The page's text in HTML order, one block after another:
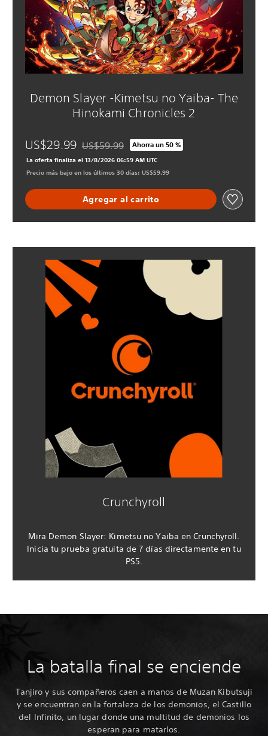
Demon Slayer -Kimetsu no Yaiba- The
Hinokami Chronicles 2
US$29.99 Rebajado del precio original de US$59.99
US$59.99 Ahorra un 50 %
La oferta finaliza el 13/8/2026 06:59 AM UTC
Precio más bajo en los últimos 30 días: US$59.99
Agregar al carrito
Crunchyroll
Mira Demon Slayer: Kimetsu no Yaiba en Crunchyroll.
Inicia tu prueba gratuita de 7 días directamente en tu
PS5.
La batalla final se enciende
Tanjiro y sus compañeros caen a manos de Muzan Kibutsuji
y se encuentran en la fortaleza de los demonios, el Castillo
del Infinito, un lugar donde una multitud de demonios los
esperan para matarlos.